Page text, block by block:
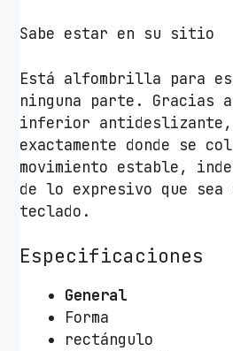
x
0
0
m
m
/
V
e
d
Sabe estar en su sitio
Está alfombrilla para
ninguna parte. Gracias
inferior antideslizante,
exactamente donde se
movimiento estable,
de lo expresivo que
teclado.
Especificaciones
General
Forma
rectángulo